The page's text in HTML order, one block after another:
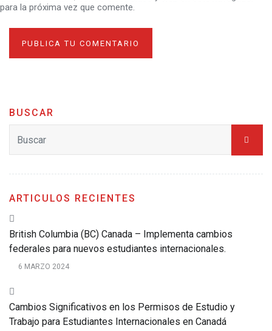
para la próxima vez que comente.
BUSCAR
ARTICULOS RECIENTES
British Columbia (BC) Canada – Implementa cambios
federales para nuevos estudiantes internacionales.
6 MARZO 2024
Cambios Significativos en los Permisos de Estudio y
Trabajo para Estudiantes Internacionales en Canadá